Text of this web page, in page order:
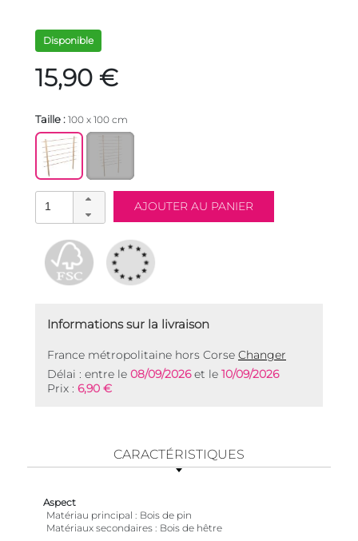
Disponible
15,90 €
Taille : 100 x 100 cm
Informations sur la livraison
France métropolitaine hors Corse Changer
Délai : entre le 08/09/2026et le 10/09/2026
Prix : 6,90 €
CARACTÉRISTIQUES
Aspect
Matériau principal
Bois de pin
Matériaux secondaires
Bois de hêtre